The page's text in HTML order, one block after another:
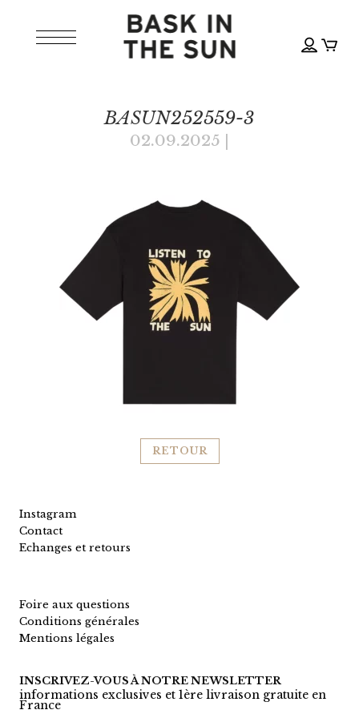
BASUN252559-3
02.09.2025
RETOUR
Instagram
Contact
Echanges et retours
Foire aux questions
Conditions générales
Mentions légales
INSCRIVEZ-VOUS À NOTRE NEWSLETTER
informations exclusives et 1ère livraison gratuite en
France